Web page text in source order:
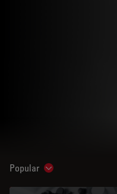
Popular Show subnavigation